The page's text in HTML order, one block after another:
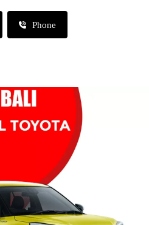
Phone